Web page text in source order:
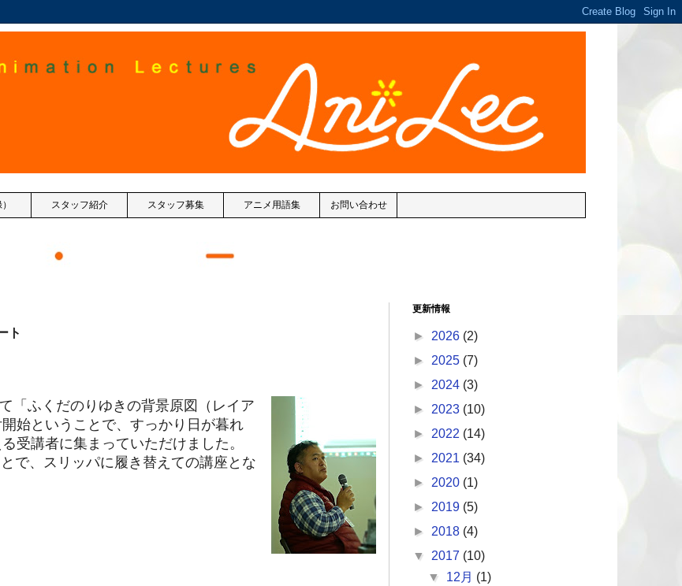
） スタッフ紹介 スタッフ募集 アニメ用語集 お問い合わせ
ト
「ふくだのりゆきの背景原図（レイア
始ということで、すっかり日が暮れ
受講者に集まっていただけました。
で、スリッパに履き替えての講座とな
更新情報
► 2026 (2)
► 2025 (7)
► 2024 (3)
► 2023 (10)
► 2022 (14)
► 2021 (34)
► 2020 (1)
► 2019 (5)
► 2018 (4)
▼ 2017 (10)
▼ 12月 (1)